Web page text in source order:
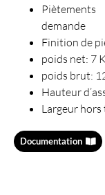
demande
Finition de
poids net: 7
poids brut:
Hauteur
Largeur
Documentation